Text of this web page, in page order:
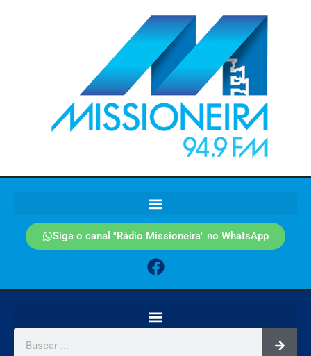
Siga o canal "Rádio Missioneira" no WhatsApp